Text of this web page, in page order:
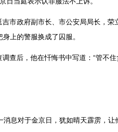
吉市政府副市长、市公安局局长，荣
身上的警服换成了囚服。
调查后，他在忏悔书中写道： “管不住
息对于金京日，犹如晴天霹雳，让